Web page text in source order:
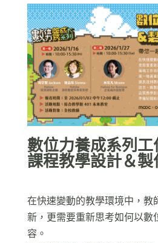
數位力養成系列
課程教學設計＆製
在快速變動的教學環境中，教
新，更需要重新思考如何以數
容。